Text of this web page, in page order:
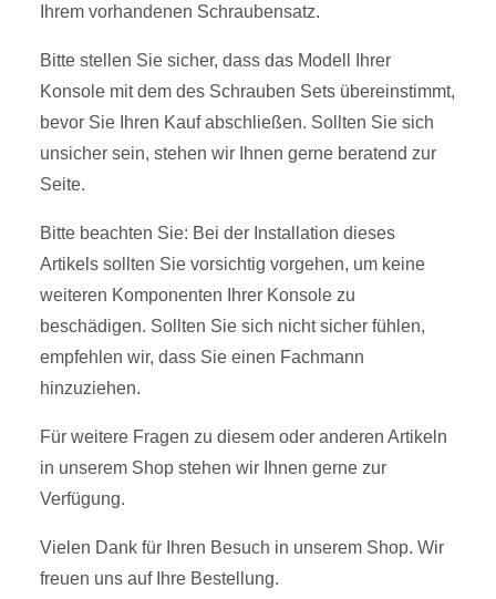
Ihrem vorhandenen Schraubensatz.
Bitte stellen Sie sicher, dass das Modell Ihrer
Konsole mit dem des Schrauben Sets übereinstimmt,
bevor Sie Ihren Kauf abschließen. Sollten Sie sich
unsicher sein, stehen wir Ihnen gerne beratend zur
Seite.
Bitte beachten Sie: Bei der Installation dieses
Artikels sollten Sie vorsichtig vorgehen, um keine
weiteren Komponenten Ihrer Konsole zu
beschädigen. Sollten Sie sich nicht sicher fühlen,
empfehlen wir, dass Sie einen Fachmann
hinzuziehen.
Für weitere Fragen zu diesem oder anderen Artikeln
in unserem Shop stehen wir Ihnen gerne zur
Verfügung.
Vielen Dank für Ihren Besuch in unserem Shop. Wir
freuen uns auf Ihre Bestellung.